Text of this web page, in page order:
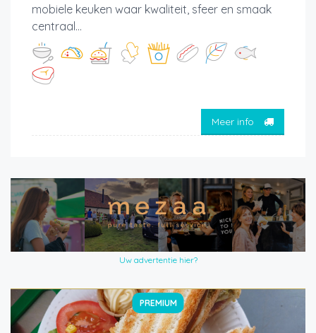
mobiele keuken waar kwaliteit, sfeer en smaak
centraal...
Meer info
Uw advertentie hier?
PREMIUM